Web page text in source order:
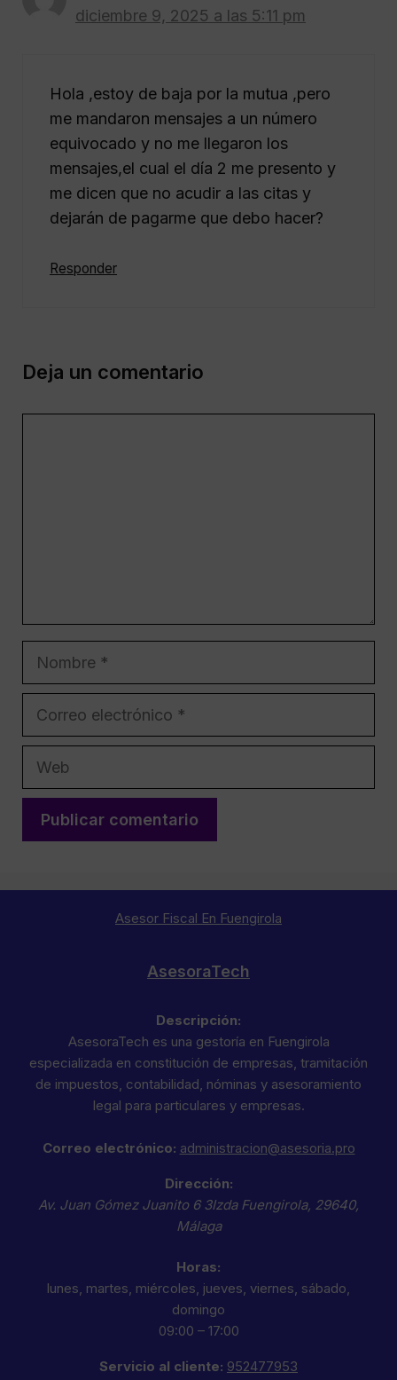
diciembre 9, 2025 a las 5:11 pm
Hola ,estoy de baja por la mutua ,pero
me mandaron mensajes a un número
equivocado y no me llegaron los
mensajes,el cual el día 2 me presento y
me dicen que no acudir a las citas y
dejarán de pagarme que debo hacer?
Responder
Deja un comentario
Nombre
Correo
Web
Asesor Fiscal En Fuengirola
AsesoraTech
Descripción:
AsesoraTech es una gestoría en Fuengirola
especializada en constitución de empresas, tramitación
de impuestos, contabilidad, nóminas y asesoramiento
legal para particulares y empresas.
Correo electrónico: administracion@asesoria.pro
Dirección:
Av. Juan Gómez Juanito 6 3Izda Fuengirola, 29640,
Málaga
Horas:
lunes, martes, miércoles, jueves, viernes, sábado,
domingo
09:00 – 17:00
Servicio al cliente: 952477953